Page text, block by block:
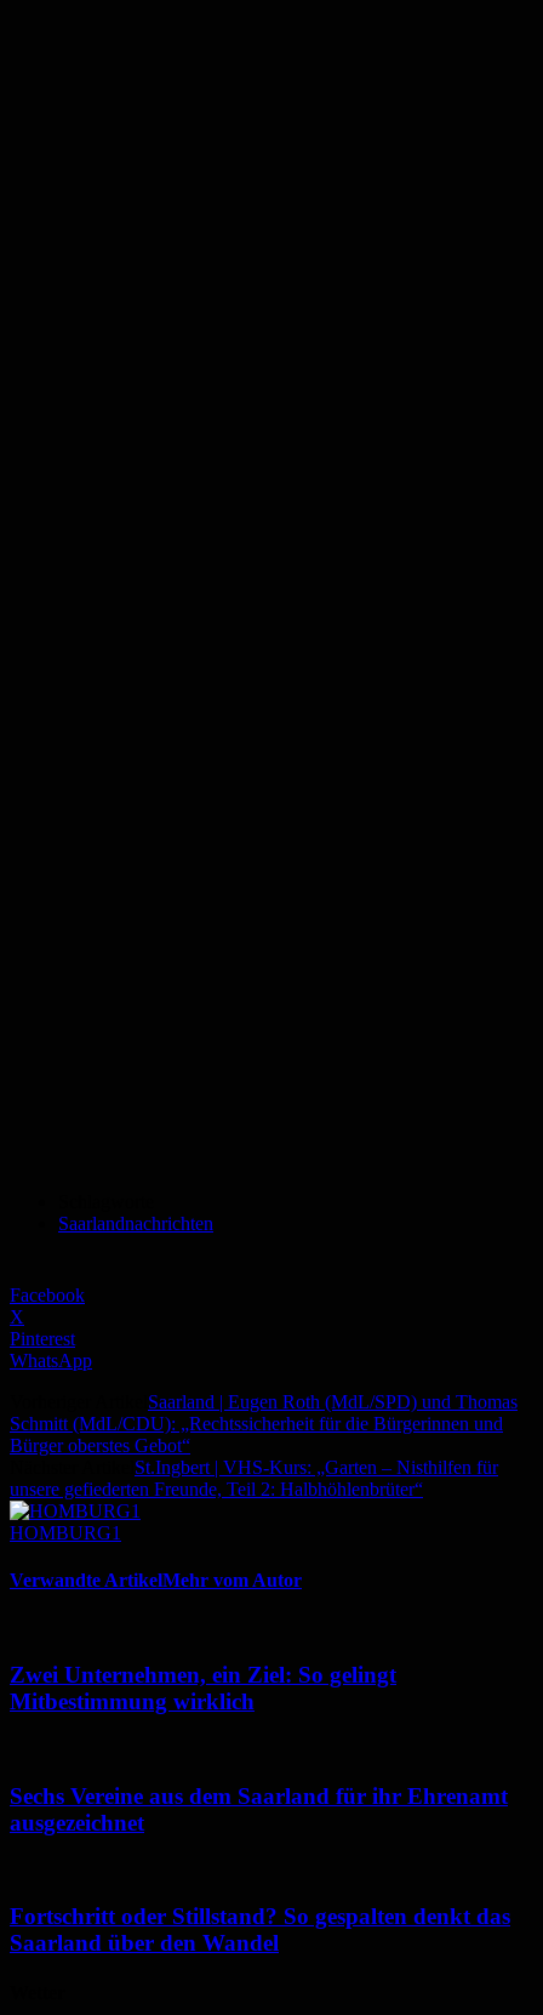
Saarlandnachrichten
Facebook
X
Pinterest
WhatsApp
Saarland | Eugen Roth (MdL/SPD) und Thomas
Schmitt (MdL/CDU): „Rechtssicherheit für die Bürgerinnen und
Bürger oberstes Gebot“
St.Ingbert | VHS-Kurs: „Garten – Nisthilfen für
unsere gefiederten Freunde, Teil 2: Halbhöhlenbrüter“
HOMBURG1
Verwandte ArtikelMehr vom Autor
Zwei Unternehmen, ein Ziel: So gelingt
Mitbestimmung wirklich
Sechs Vereine aus dem Saarland für ihr Ehrenamt
ausgezeichnet
Fortschritt oder Stillstand? So gespalten denkt das
Saarland über den Wandel